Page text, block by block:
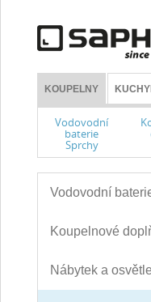
KOUPELNY
Vodovodní
baterie
Sprchy
Vodovodní
Koupelnové
Nábytek a